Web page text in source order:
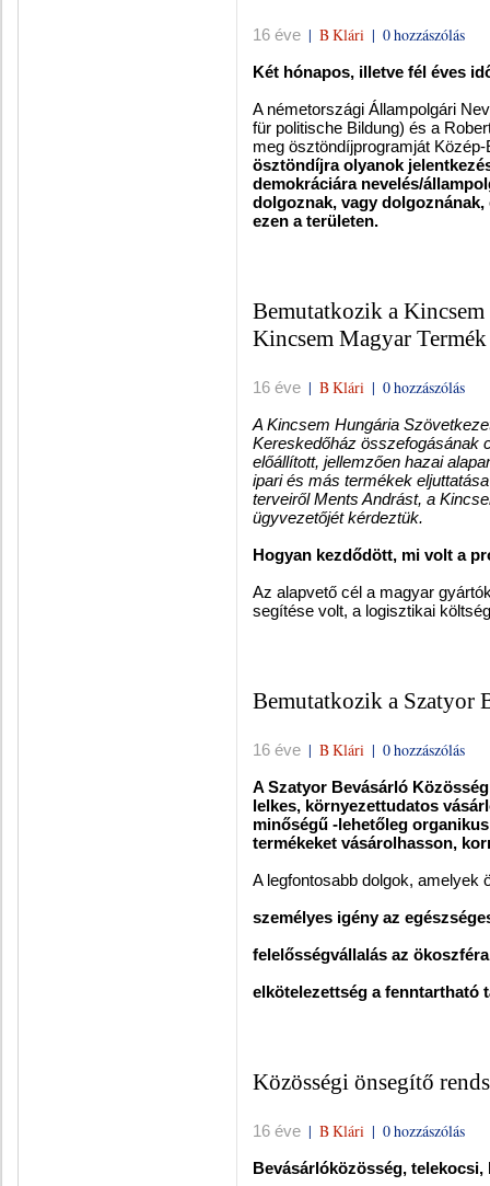
16 éve | B Klári | 0 hozzászólás
Két hónapos, illetve fél éves
A németországi Állampolgári
für politische Bildung) és a
meg ösztöndíjprogramját
ösztöndíjra olyanok
demokráciára nevelés/
dolgoznak, vagy
ezen a területen.
Bemutatkozik a Kincsem
Kincsem Magyar
16 éve | B Klári | 0 hozzászólás
A Kincsem Hungária
Kereskedőház összefogásának
előállított, jellemzően hazai
ipari és más termékek
terveiről Ments Andrást, a
ügyvezetőjét kérdeztük.
Hogyan kezdődött, mi volt a
Az alapvető cél a magyar
segítése volt, a logisztikai
Bemutatkozik a Szatyor
16 éve | B Klári | 0 hozzászólás
A Szatyor Bevásárló
lelkes, környezettudatos
minőségű -lehetőleg
termékeket vásárolhasson,
A legfontosabb dolgok, amelyek
személyes igény az
felelősségvállalás az
elkötelezettség a fenntartható
Közösségi önsegítő
16 éve | B Klári | 0 hozzászólás
Bevásárlóközösség,